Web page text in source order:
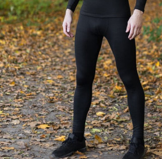
Літні комплекти
Комбінезони
Спортивні
костюми
Кежуал